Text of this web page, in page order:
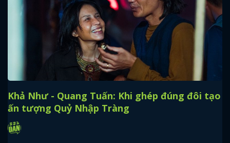
Khả Như - Quang Tuấn: Khi ghép đúng đôi tạo
ấn tượng Quỷ Nhập Tràng